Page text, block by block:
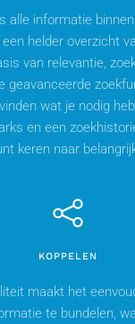
alle informatie
helder overzicht
van relevantie,
geavanceerde
wat je nodig
en een
keren naar
KOPPELEN
maakt het
te bundelen,